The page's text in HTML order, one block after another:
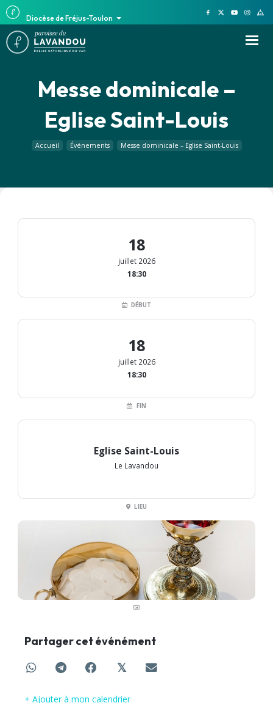
Diocèse de Fréjus-Toulon
Messe dominicale –
Eglise Saint-Louis
Accueil Événements Messe dominicale – Eglise Saint-Louis
18
juillet 2026
18:30
DÉBUT
18
juillet 2026
18:30
FIN
Eglise Saint-Louis
Le Lavandou
LIEU
Partager cet événément
𝕏
+ Ajouter à mon calendrier